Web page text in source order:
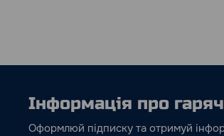
Інформація про
Оформлюй підписку та отримуй